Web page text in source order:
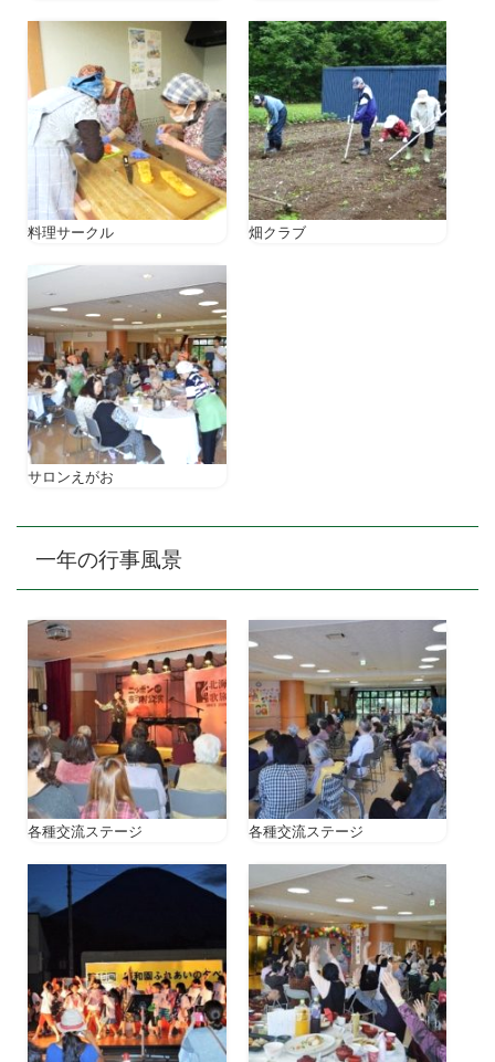
料理サークル 畑クラブ
サロンえがお
一年の行事風景
各種交流ステージ 各種交流ステージ